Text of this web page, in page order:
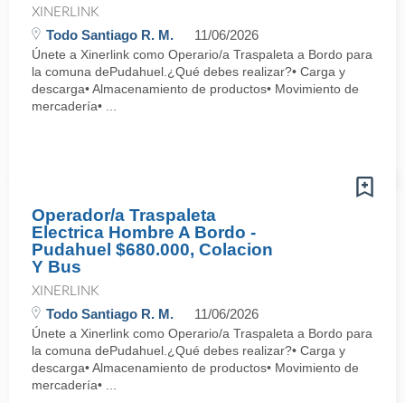
XINERLINK
Todo Santiago R. M. 11/06/2026
Únete a Xinerlink como Operario/a Traspaleta a Bordo para
la comuna dePudahuel.¿Qué debes realizar?• Carga y
descarga• Almacenamiento de productos• Movimiento de
mercadería• ...
Operador/a Traspaleta
Electrica Hombre A Bordo -
Pudahuel $680.000, Colacion
Y Bus
XINERLINK
Todo Santiago R. M. 11/06/2026
Únete a Xinerlink como Operario/a Traspaleta a Bordo para
la comuna dePudahuel.¿Qué debes realizar?• Carga y
descarga• Almacenamiento de productos• Movimiento de
mercadería• ...